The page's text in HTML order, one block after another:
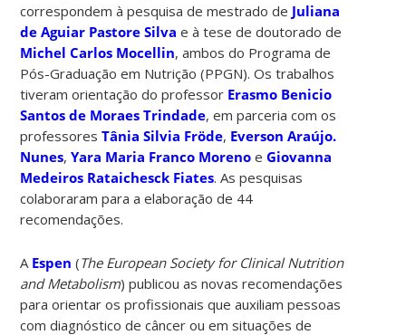
correspondem à pesquisa de mestrado de Juliana
de Aguiar Pastore Silva e à tese de doutorado de
Michel Carlos Mocellin, ambos do Programa de
Pós-Graduação em Nutrição (PPGN). Os trabalhos
tiveram orientação do professor Erasmo Benicio
Santos de Moraes Trindade, em parceria com os
professoresTânia Silvia Fröde, Everson Araújo.
Nunes,Yara Maria Franco Moreno eGiovanna
Medeiros Rataichesck Fiates. As pesquisas
colaboraram para a elaboração de 44
recomendações.
A Espen(The European Society for Clinical Nutrition
and Metabolism) publicou as novas recomendações
para orientar os profissionais que auxiliam pessoas
com diagnóstico de câncer ou em situações de